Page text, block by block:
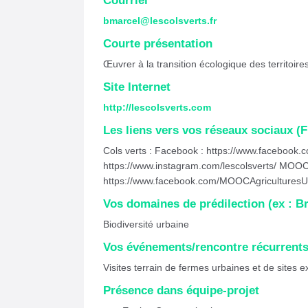
bmarcel@lescolsverts.fr
Courte présentation
Œuvrer à la transition écologique des
Site Internet
http://lescolsverts.com
Les liens vers vos réseaux sociaux
Cols verts : Facebook : https://
https://www.instagram.com/lescolsverts/
https://www.facebook.com/
Vos domaines de prédilection (ex :
Biodiversité urbaine
Vos événements/rencontre récurrents
Visites terrain de fermes urbaines et de sites
Présence dans équipe-projet